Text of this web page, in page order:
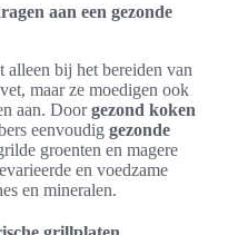
aan een gezonde
bij het bereiden van
maar ze moedigen ook
aan. Doorgezond koken
eenvoudig gezonde
groenten en magere
en voedzame
en mineralen.